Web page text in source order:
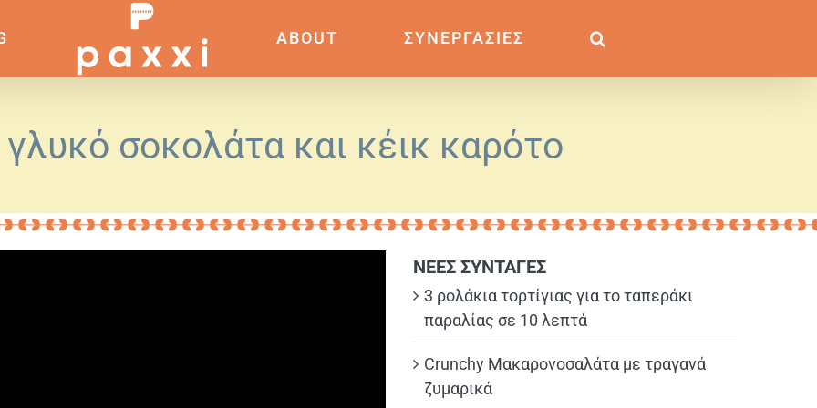
ABOUT ΣΥΝΕΡΓΑΣΙΕΣ
σοκολάτα και κέικ καρότο
ΝΕΕΣ ΣΥΝΤΑΓΕΣ
3 ρολάκια τορτίγιας για το ταπεράκι
παραλίας σε 10 λεπτά
Crunchy Μακαρονοσαλάτα με τραγανά
ζυμαρικά